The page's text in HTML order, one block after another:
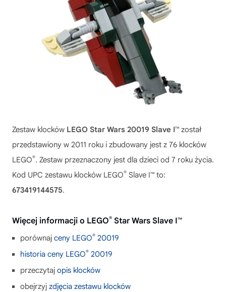
Zestaw klocków LEGO Star Wars 20019 Slave I™ został
przedstawiony w 2011 roku i zbudowany jest z 76 klocków
LEGO®. Zestaw przeznaczony jest dla dzieci od 7 roku życia.
Kod UPC zestawu klocków LEGO® Slave I™ to:
673419144575.
Więcej informacji o LEGO® Star Wars Slave I™
porównaj ceny LEGO® 20019
historia ceny LEGO® 20019
przeczytaj opis klocków
obejrzyj zdjęcia zestawu klocków